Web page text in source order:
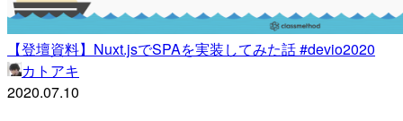
【登壇資料】Nuxt.jsでSPAを実装してみた話 #devio2020
カトアキ
2020.07.10